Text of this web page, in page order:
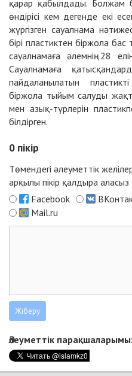
қарар қабылдады. Болжам
өндірісі кем дегенде екі
жүргізген сауалнама
бірі пластиктен біржола
сауалнамаға әлемнің 28
Сауалнамаға
пайдаланылатын
біржола тыйым салуды
мен азық-түрлерін
білдірген.
0 пікір
Төмендегі әлеуметтік
арқылы пікір қалдыра аласыз
Facebook
Mail.ru
Әлеуметтік